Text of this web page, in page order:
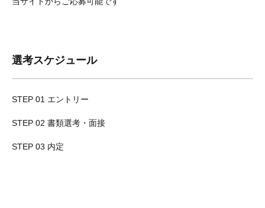
選考スケジュール
STEP 01 エントリー
STEP 02 書類選考・面接
STEP 03 内定